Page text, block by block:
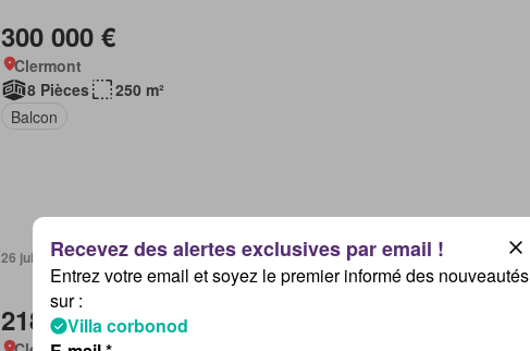
300 000 €
Clermont
8 Pièces
250 m²
Balcon
26 juin 2026 sur Bien´ici
218 000 €
Entrez votre email et soyez le premier informé des nouveautés
sur :
Villa corbonod